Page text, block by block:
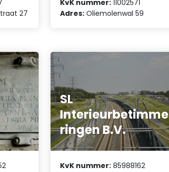
27
KvK nummer: 11002571
Adres: Oliemolenwal 59
SL
Interieurbetimme
ringen B.V.
KvK nummer: 85988162